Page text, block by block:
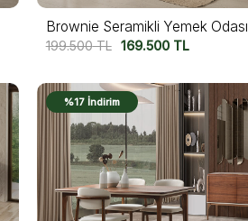
Brownie Seramikli Yemek Odası
199.500TL 169.500TL
%17 İndirim